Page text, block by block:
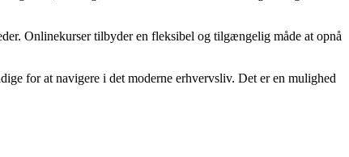
Onlinekurser tilbyder en fleksibel og tilgængelig måde at opnå
for at navigere i det moderne erhvervsliv. Det er en mulighed